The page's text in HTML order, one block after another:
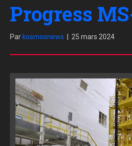
Progress
Par kosmosnews 25 mars 2024